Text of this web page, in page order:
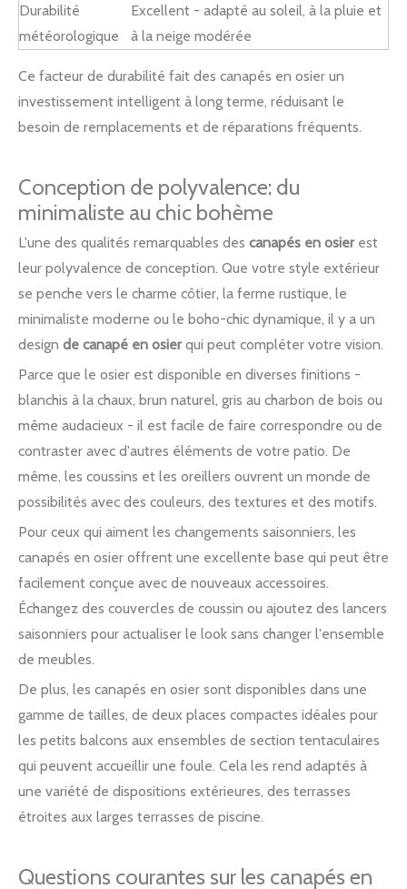
Durabilité
météorologique
Excellent - adapté au soleil, à la pluie et
à la neige modérée
Ce facteur de durabilité fait des canapés en osier un
investissement intelligent à long terme, réduisant le
besoin de remplacements et de réparations fréquents.
Conception de polyvalence: du
minimaliste au chic bohème
L'une des qualités remarquables des canapés en osier est
leur polyvalence de conception. Que votre style extérieur
se penche vers le charme côtier, la ferme rustique, le
minimaliste moderne ou le boho-chic dynamique, il y a un
design de canapé en osierqui peut compléter votre vision.
Parce que le osier est disponible en diverses finitions -
blanchis à la chaux, brun naturel, gris au charbon de bois ou
même audacieux - il est facile de faire correspondre ou de
contraster avec d'autres éléments de votre patio. De
même, les coussins et les oreillers ouvrent un monde de
possibilités avec des couleurs, des textures et des motifs.
Pour ceux qui aiment les changements saisonniers, les
canapés en osier offrent une excellente base qui peut être
facilement conçue avec de nouveaux accessoires.
Échangez des couvercles de coussin ou ajoutez des lancers
saisonniers pour actualiser le look sans changer l'ensemble
de meubles.
De plus, les canapés en osier sont disponibles dans une
gamme de tailles, de deux places compactes idéales pour
les petits balcons aux ensembles de section tentaculaires
qui peuvent accueillir une foule. Cela les rend adaptés à
une variété de dispositions extérieures, des terrasses
étroites aux larges terrasses de piscine.
Questions courantes sur les canapés en